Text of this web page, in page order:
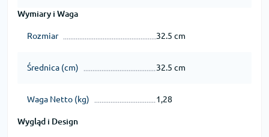
Wymiary i Waga
Rozmiar 32.5 cm
Średnica (cm) 32.5 cm
Waga Netto (kg) 1,28
Wygląd i Design